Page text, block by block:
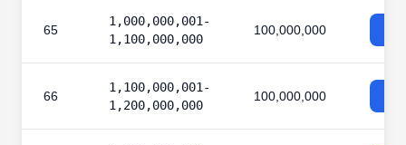
65
1,000,000,001-
1,100,000,000
100,000,000
66
1,100,000,001-
1,200,000,000
100,000,000